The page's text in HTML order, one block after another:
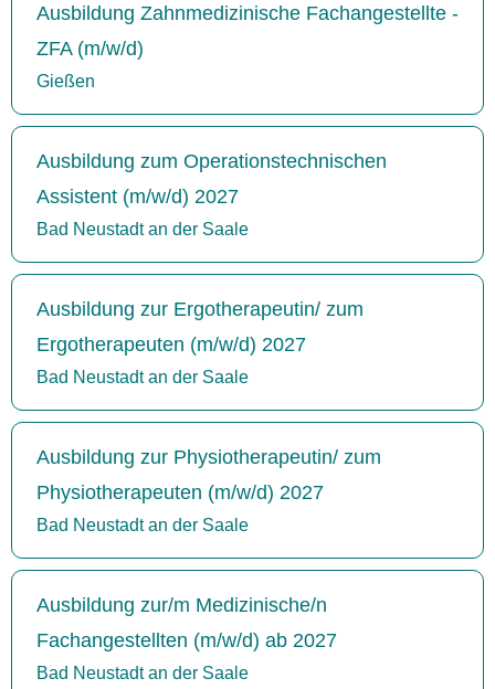
Ausbildung Zahnmedizinische Fachangestellte -
ZFA (m/w/d)
Gießen
Ausbildung zum Operationstechnischen
Assistent (m/w/d) 2027
Bad Neustadt an der Saale
Ausbildung zur Ergotherapeutin/ zum
Ergotherapeuten (m/w/d) 2027
Bad Neustadt an der Saale
Ausbildung zur Physiotherapeutin/ zum
Physiotherapeuten (m/w/d) 2027
Bad Neustadt an der Saale
Ausbildung zur/m Medizinische/n
Fachangestellten (m/w/d) ab 2027
Bad Neustadt an der Saale